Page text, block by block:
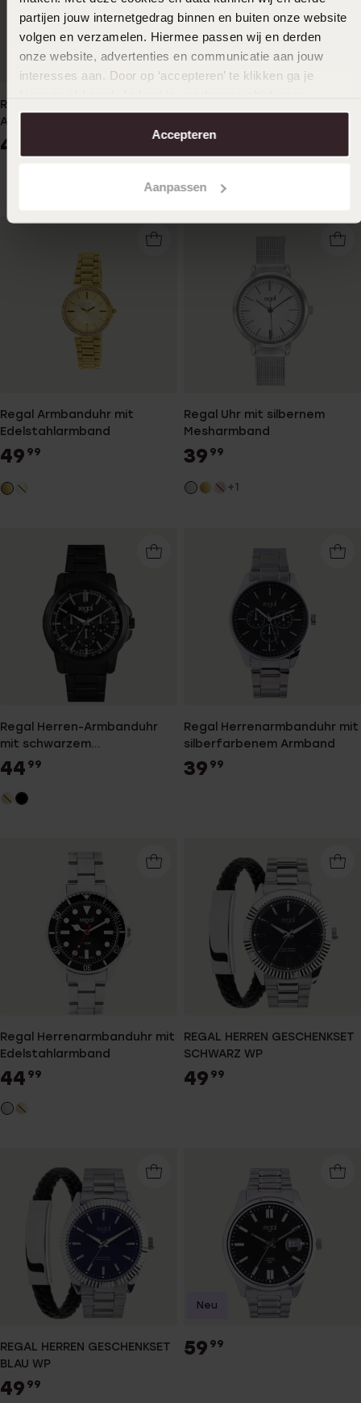
partijen jouw internetgedrag binnen en buiten onze website
volgen en verzamelen. Hiermee passen wij en derden
onze website, advertenties en communicatie aan jouw
interesses aan. Door op ‘accepteren’ te klikken ga je
aanpassen. Lees er meer over in onscookiebeleid.
Accepteren
Aanpassen
Regal Damenarmbanduhr &
Armband in Geschenkbox
49 25
-50% 2 für 1
Regal Armbanduhr mit
Edelstahlarmband
49 99
Regal Uhr mit silbernem
Mesharmband
39 99
+1
Regal Herren-Armbanduhr
mit schwarzem
Edelstahlarmband
44 99
Regal Herrenarmbanduhr mit
silberfarbenem Armband
39 99
Regal Herrenarmbanduhr mit
Edelstahlarmband
44 99
REGAL HERREN GESCHENKSET
SCHWARZ WP
49 99
REGAL HERREN GESCHENKSET
BLAU WP
49 99
59 99
Neu